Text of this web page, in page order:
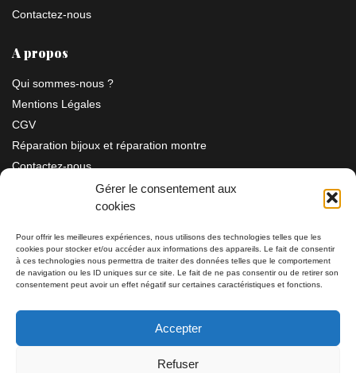
Gérer le consentement aux
cookies
Pour offrir les meilleures expériences, nous utilisons des technologies telles que les
cookies pour stocker et/ou accéder aux informations des appareils. Le fait de consentir
à ces technologies nous permettra de traiter des données telles que le comportement
de navigation ou les ID uniques sur ce site. Le fait de ne pas consentir ou de retirer son
consentement peut avoir un effet négatif sur certaines caractéristiques et fonctions.
Accepter
Refuser
Contactez-nous
A propos
Qui sommes-nous ?
Mentions Légales
CGV
Réparation bijoux et réparation montre
Contactez-nous
Information
Bijouterie SIAUD11 rue Masséna 06000 NICE
Tél: 04 93 82 29 34 / 09 78 81 68 81